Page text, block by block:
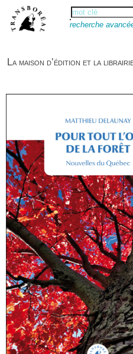
recherche
La maison d’édition et la